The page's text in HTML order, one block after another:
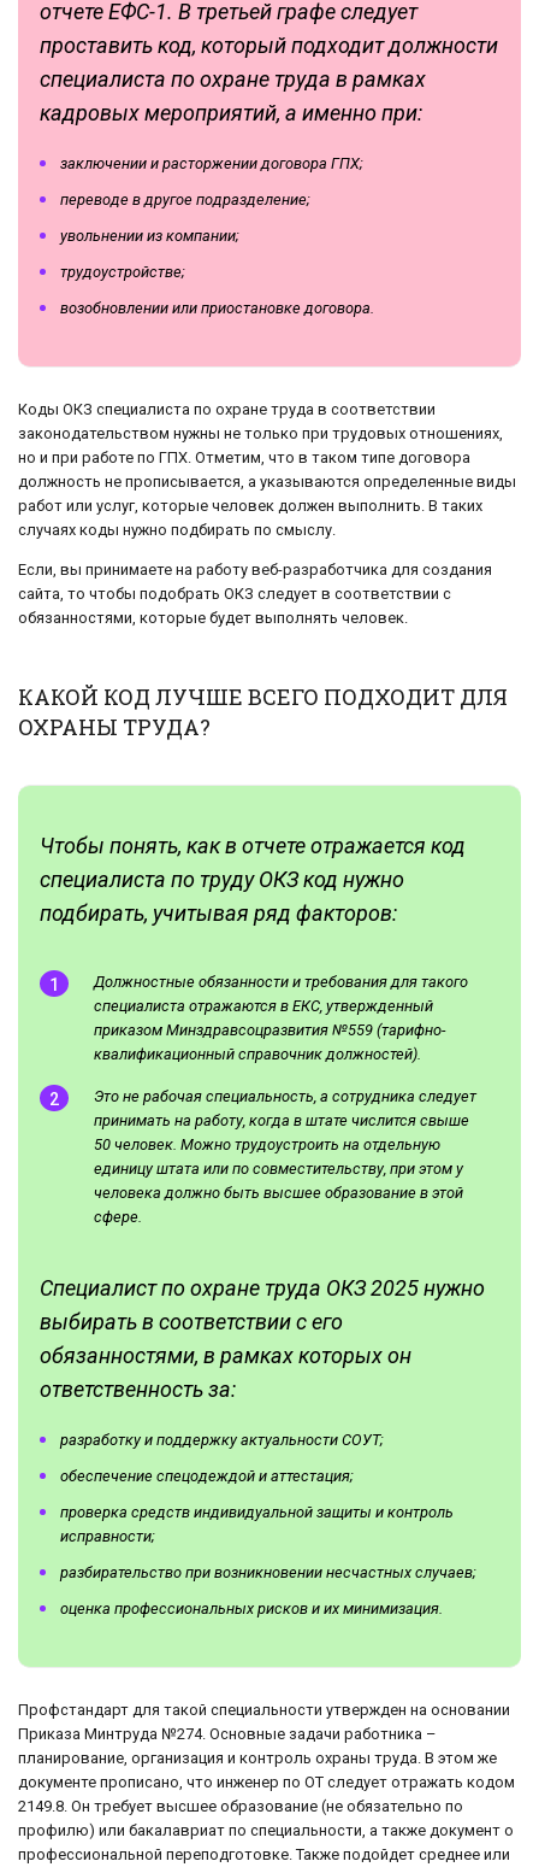
отчете ЕФС-1. В третьей графе следует
проставить код, который подходит должности
специалиста по охране труда в рамках
кадровых мероприятий, а именно при:
заключении и расторжении договора ГПХ;
переводе в другое подразделение;
увольнении из компании;
трудоустройстве;
возобновлении или приостановке договора.
Коды ОКЗ специалиста по охране труда в соответствии
законодательством нужны не только при трудовых отношениях,
но и при работе по ГПХ. Отметим, что в таком типе договора
должность не прописывается, а указываются определенные виды
работ или услуг, которые человек должен выполнить. В таких
случаях коды нужно подбирать по смыслу.
Если, вы принимаете на работу веб-разработчика для создания
сайта, то чтобы подобрать ОКЗ следует в соответствии с
обязанностями, которые будет выполнять человек.
КАКОЙ КОД ЛУЧШЕ ВСЕГО ПОДХОДИТ ДЛЯ
ОХРАНЫ ТРУДА?
Чтобы понять, как в отчете отражается код
специалиста по труду ОКЗ код нужно
подбирать, учитывая ряд факторов:
Должностные обязанности и требования для такого
специалиста отражаются в ЕКС, утвержденный
приказом Минздравсоцразвития №559 (тарифно-
квалификационный справочник должностей).
Это не рабочая специальность, а сотрудника следует
принимать на работу, когда в штате числится свыше
50 человек. Можно трудоустроить на отдельную
единицу штата или по совместительству, при этом у
человека должно быть высшее образование в этой
сфере.
Специалист по охране труда ОКЗ 2025 нужно
выбирать в соответствии с его
обязанностями, в рамках которых он
ответственность за:
разработку и поддержку актуальности СОУТ;
обеспечение спецодеждой и аттестация;
проверка средств индивидуальной защиты и контроль
исправности;
разбирательство при возникновении несчастных случаев;
оценка профессиональных рисков и их минимизация.
Профстандарт для такой специальности утвержден на основании
Приказа Минтруда №274. Основные задачи работника –
планирование, организация и контроль охраны труда. В этом же
документе прописано, что инженер по ОТ следует отражать кодом
2149.8. Он требует высшее образование (не обязательно по
профилю) или бакалавриат по специальности, а также документ о
профессиональной переподготовке. Также подойдет среднее или